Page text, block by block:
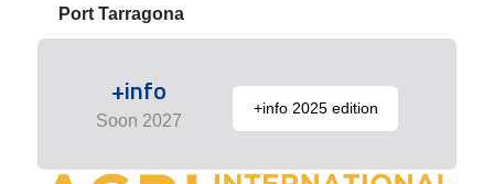
Port Tarragona
+info
Soon 2027
+info 2025 edition